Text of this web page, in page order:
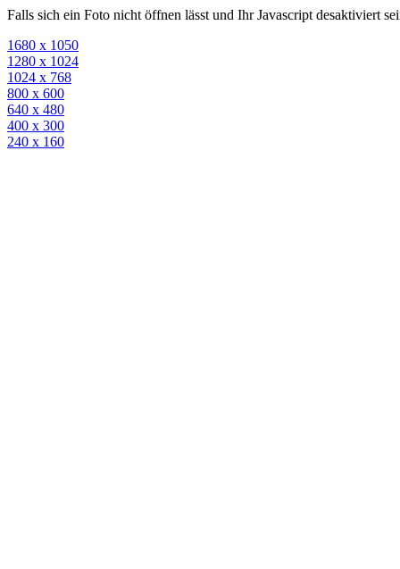
Falls sich ein Foto nicht öffnen lässt und Ihr Javascript desaktiviert
1680 x 1050
1280 x 1024
1024 x 768
800 x 600
640 x 480
400 x 300
240 x 160